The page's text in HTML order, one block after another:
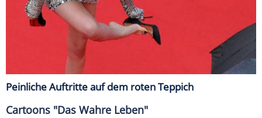
Peinliche Auftritte auf dem roten Teppich
Cartoons "Das Wahre Leben"